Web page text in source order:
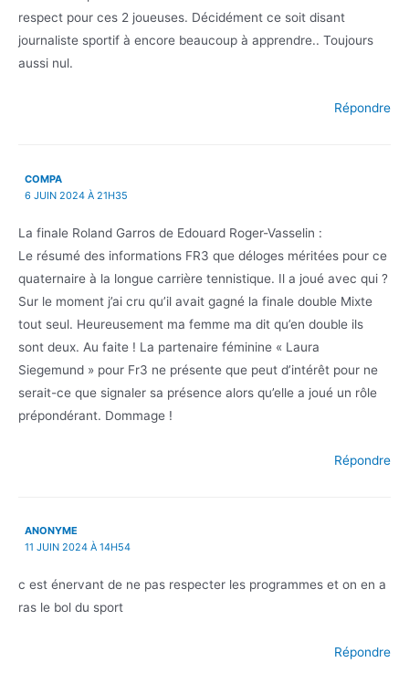
respect pour ces 2 joueuses. Décidément ce soit disant
journaliste sportif à encore beaucoup à apprendre.. Toujours
aussi nul.
Répondre
COMPA
6 JUIN 2024 À 21H35
La finale Roland Garros de Edouard Roger-Vasselin :
Le résumé des informations FR3 que déloges méritées pour ce
quaternaire à la longue carrière tennistique. Il a joué avec qui ?
Sur le moment j’ai cru qu’il avait gagné la finale double Mixte
tout seul. Heureusement ma femme ma dit qu’en double ils
sont deux. Au faite ! La partenaire féminine « Laura
Siegemund » pour Fr3 ne présente que peut d’intérêt pour ne
serait-ce que signaler sa présence alors qu’elle a joué un rôle
prépondérant. Dommage !
Répondre
ANONYME
11 JUIN 2024 À 14H54
c est énervant de ne pas respecter les programmes et on en a
ras le bol du sport
Répondre